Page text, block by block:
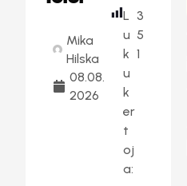
Mika
Hilska
08.08.
2026
L
u
k
u
k
er
t
oj
a:
3
5
1